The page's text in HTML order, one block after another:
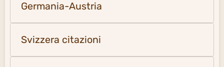
Germania-Austria
Svizzera citazioni